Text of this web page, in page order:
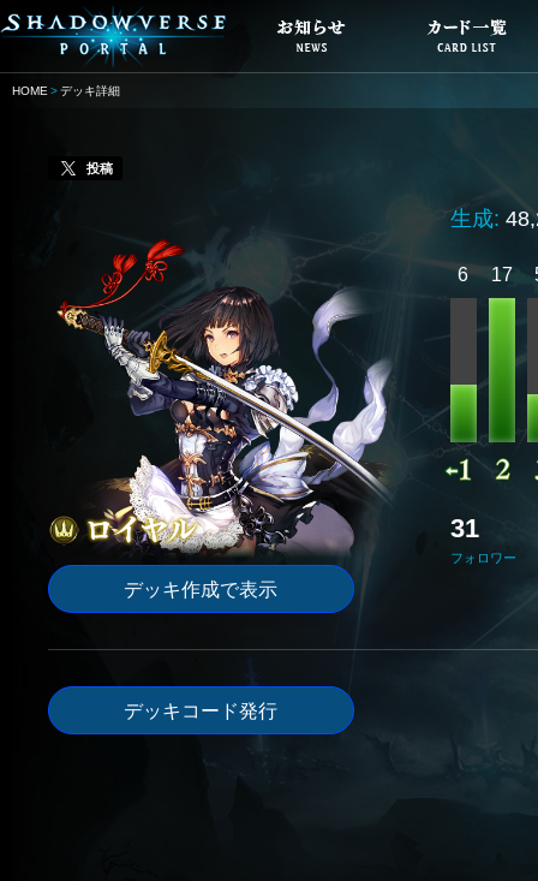
HOME デッキ詳細
投稿
デッキ作成で表示
生成:
6 17
31
フォロワー
デッキコード発行